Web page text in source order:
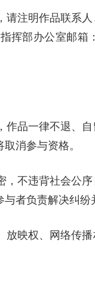
注明作品联系
部办公室邮箱
品一律不退、
消参与资格。
不违背社会公
者负责解决纠纷
映权、网络传